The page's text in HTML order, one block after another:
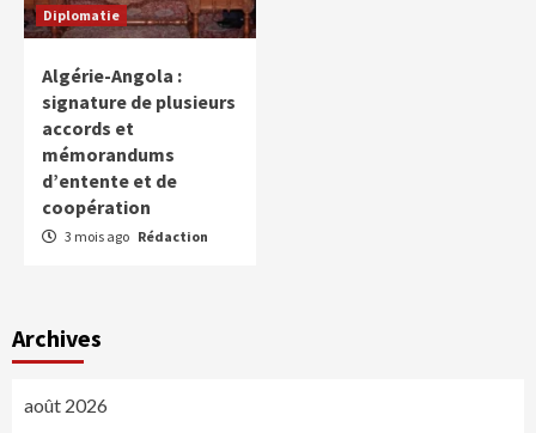
Diplomatie
Algérie-Angola :
signature de plusieurs
accords et
mémorandums
d’entente et de
coopération
3 mois ago Rédaction
Archives
août 2026